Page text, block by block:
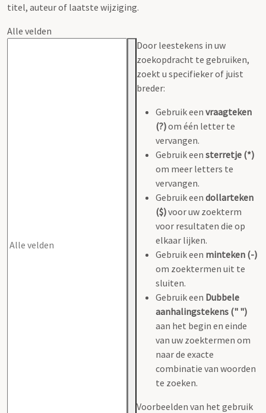
titel, auteur of laatste wijziging.
Alle velden
Door leestekens in uw
zoekopdracht te gebruiken,
zoekt u specifieker of juist
breder:
Gebruik een vraagteken
(?)om één letter te
vervangen.
Gebruik een sterretje (*)
om meer letters te
vervangen.
Gebruik een dollarteken
($)voor uw zoekterm
voor resultaten die op
elkaar lijken.
Gebruik een minteken (-)
om zoektermen uit te
sluiten.
Gebruik een Dubbele
aanhalingstekens (" ")
aan het begin en einde
van uw zoektermen om
naar de exacte
combinatie van woorden
te zoeken.
Voorbeelden van het gebruik